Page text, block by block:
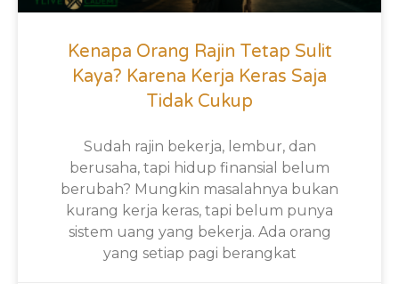
Kenapa Orang Rajin Tetap Sulit
Kaya? Karena Kerja Keras Saja
Tidak Cukup
Sudah rajin bekerja, lembur, dan
berusaha, tapi hidup finansial belum
berubah? Mungkin masalahnya bukan
kurang kerja keras, tapi belum punya
sistem uang yang bekerja. Ada orang
yang setiap pagi berangkat